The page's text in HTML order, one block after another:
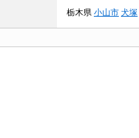
栃木県 小山市 犬塚